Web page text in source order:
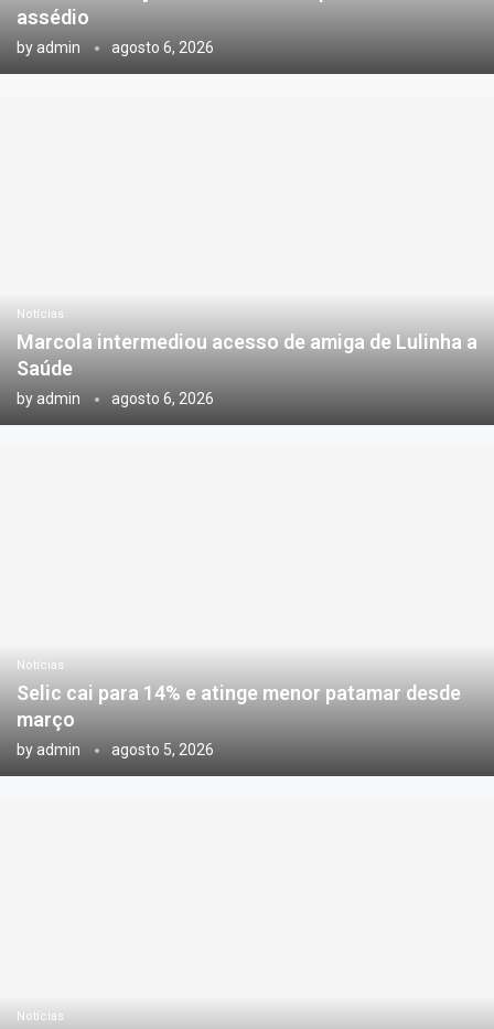
assédio
byadmin agosto 6, 2026
Notícias
Marcola intermediou acesso de amiga de Lulinha a
Saúde
byadmin agosto 6, 2026
Notícias
Selic cai para 14% e atinge menor patamar desde
março
byadmin agosto 5, 2026
Notícias